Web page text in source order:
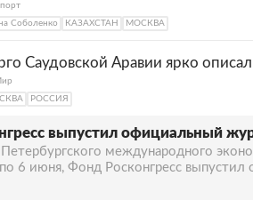
Соболенко КАЗАХСТАН МОСКВА
Саудовской Аравии ярко
РОССИЯ
выпустил официальный
международного
по 6 июня, Фонд Росконгресс